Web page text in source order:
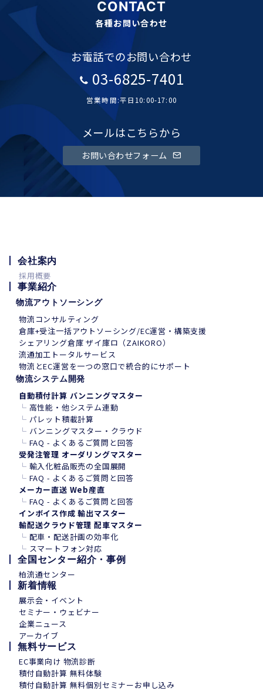
CONTACT
各種お問い合わせ
お電話でのお問い合わせ
03-6825-7401
営業時間:平日10:00-17:00
メールはこちらから
お問い合わせフォーム
会社案内
採用概要
事業紹介
物流アウトソーシング
物流コンサルティング
倉庫+受注一括アウトソーシング/EC運営・構築支援
シェアリング倉庫 ザイ庫ロ（ZAIKORO）
流通加工トータルサービス
物流とEC運営を一つの窓口で統合的にサポート
物流システム開発
自動積付計算 バンニングマスター
└ 高性能・他システム連動
└ パレット積載計算
└ バンニングマスター・クラウド
└ FAQ - よくあるご質問と回答
受発注管理 オーダリングマスター
└ 輸入化粧品販売の全国展開
└ FAQ - よくあるご質問と回答
メーカー直送 Web産直
└ FAQ - よくあるご質問と回答
インボイス作成 輸出マスター
輸配送クラウド管理 配車マスター
└ 配車・配送計画の効率化
└ スマートフォン対応
全国センター紹介・事例
柏流通センター
新着情報
展示会・イベント
セミナー・ウェビナー
企業ニュース
アーカイブ
無料サービス
EC事業向け 物流診断
積付自動計算 無料体験
積付自動計算 無料個別セミナーお申し込み